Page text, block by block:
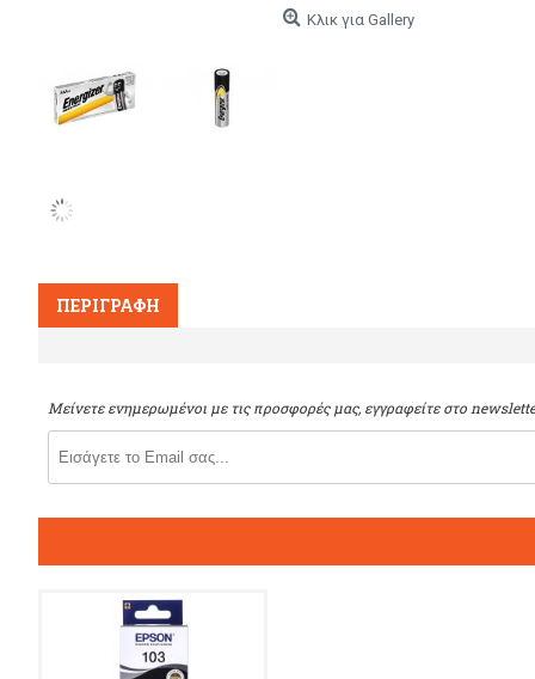
Κλικ για Gallery
ΠΕΡΙΓΡΑΦΉ
Μείνετε ενημερωμένοι με τις προσφορές μας, εγγραφείτε στο